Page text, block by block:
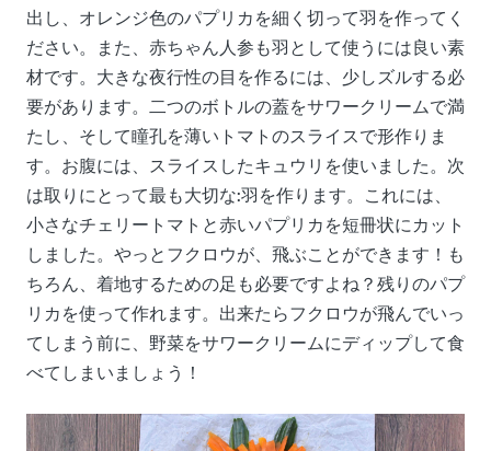
出し、オレンジ色のパプリカを細く切って羽を作ってく
ださい。また、赤ちゃん人参も羽として使うには良い素
材です。大きな夜行性の目を作るには、少しズルする必
要があります。二つのボトルの蓋をサワークリームで満
たし、そして瞳孔を薄いトマトのスライスで形作りま
す。お腹には、スライスしたキュウリを使いました。次
は取りにとって最も大切な:羽を作ります。これには、
小さなチェリートマトと赤いパプリカを短冊状にカット
しました。やっとフクロウが、飛ぶことができます！も
ちろん、着地するための足も必要ですよね？残りのパプ
リカを使って作れます。出来たらフクロウが飛んでいっ
てしまう前に、野菜をサワークリームにディップして食
べてしまいましょう！